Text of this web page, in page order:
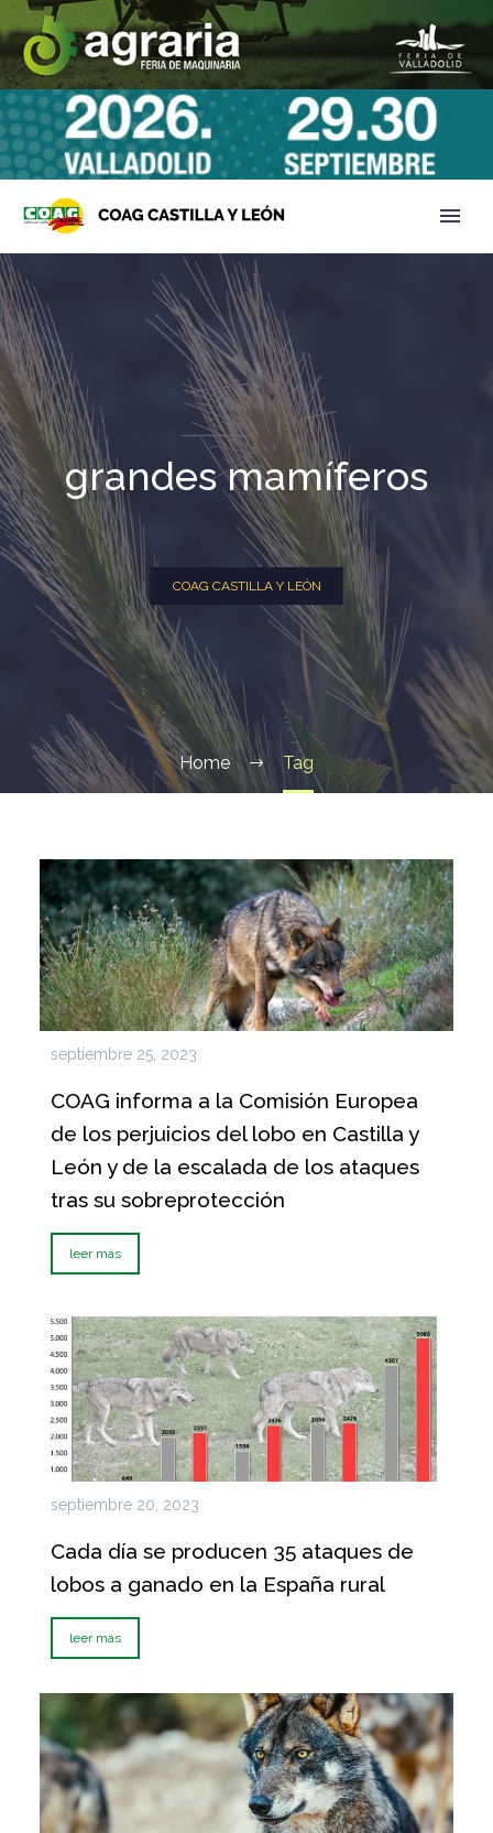
grandes mamíferos
COAG CASTILLA Y LEÓN
Home Tag
septiembre 25, 2023
COAG informa a la Comisión Europea
de los perjuicios del lobo en Castilla y
León y de la escalada de los ataques
tras su sobreprotección
leer más
septiembre 20, 2023
Cada día se producen 35 ataques de
lobos a ganado en la España rural
leer más